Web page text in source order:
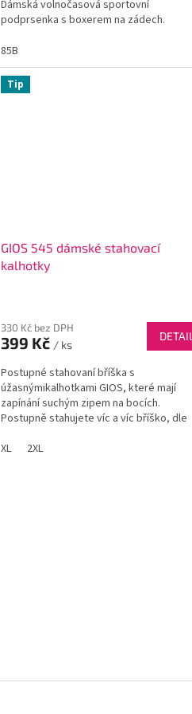
Dámská volnočasová sportovní
podprsenka s boxerem na zádech.
85B
Tip
GIOS 545 dámské stahovací
kalhotky
330 Kč bez DPH
399 Kč / ks
DETAIL
Postupné stahovaní bříška s
úžasnýmikalhotkami GIOS, které mají
zapínání suchým zipem na bocích.
Postupně stahujete víc a víc bříško, dle
porodu.
XL 2XL